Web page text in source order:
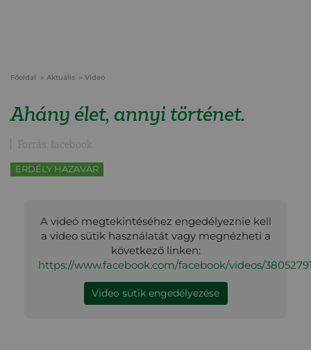
Főoldal Aktuális Videó
Ahány élet, annyi történet.
Forrás: facebook
ERDÉLY HAZAVÁR
A videó megtekintéséhez engedélyeznie kell
a video sütik használatát vagy megnézheti a
következő linken:
https://www.facebook.com/facebook/videos/
Video sütik engedélyezése